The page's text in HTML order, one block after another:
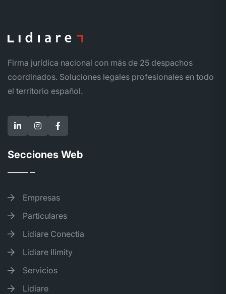
Firma jurídica nacional con más de 25 despachos
coordinados. Soluciones legales profesionales en todo
el territorio español.
Secciones Web
Empresas
Particulares
Lidiare Conectia
Lidiare Ilimity
Servicios
Lidiare